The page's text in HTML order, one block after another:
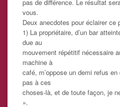
pas de différence. Le résultat
vous.
Deux anecdotes pour éclairer ce
1) La propriétaire, d’un bar
due au
mouvement répétitif nécessaire
machine à
café, m’oppose un demi refus
pas à ces
choses-là, et de toute façon, je
».